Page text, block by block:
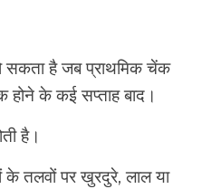
सकता है जब प्राथमिक चेंक
होने के कई सप्ताह बाद।
है।
के तलवों पर खुरदुरे, लाल या